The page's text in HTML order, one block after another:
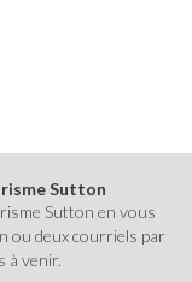
Sutton
Sutton en vous
ou deux courriels par
à venir.